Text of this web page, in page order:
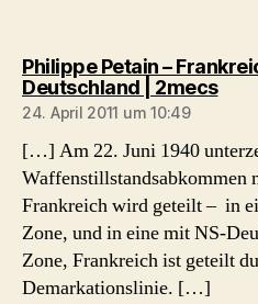
Philippe Petain –
Deutschland | 2mecssagt:
24. April 2011 um 10:49
[…] Am 22. Juni 1940
Waffenstillstandsabkommen
Frankreich wird geteilt – in
Zone, und in eine mit NS-
Zone, Frankreich ist geteilt
Demarkationslinie. […]